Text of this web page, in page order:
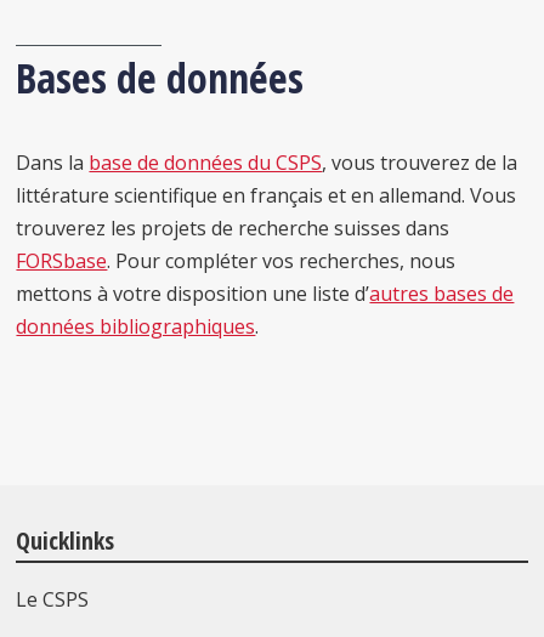
Bases de données
Dans la base de données du CSPS, vous trouverez de la
littérature scientifique en français et en allemand. Vous
trouverez les projets de recherche suisses dans
FORSbase. Pour compléter vos recherches, nous
mettons à votre disposition une liste d’autres bases de
données bibliographiques.
Quicklinks
Le CSPS